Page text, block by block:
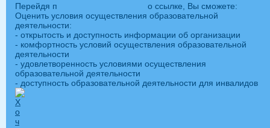
Перейдя п
о ссылке, Вы сможете:
Оценить условия осуществления образовательной
деятельности:
- открытость и доступность информации об организации
- комфортность условий осуществления образовательной
деятельности
- удовлетворенность условиями осуществления
образовательной деятельности
- доступность образовательной деятельности для инвалидов